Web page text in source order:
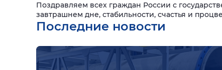
Поздравляем всех граждан России с
завтрашнем дне, стабильности, счастья и
Последние новости